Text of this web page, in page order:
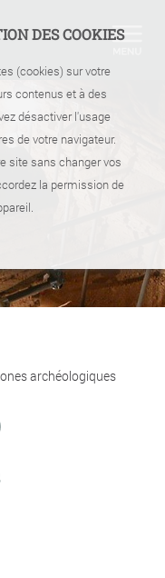
DES COOKIES
(cookies) sur votre
contenus et à des
désactiver l'usage
de votre navigateur.
site sans changer vos
la permission de
archéologiques